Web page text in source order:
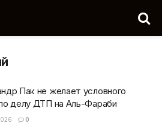
Пак не желает условного
делу ДТП на Аль-Фараби
0